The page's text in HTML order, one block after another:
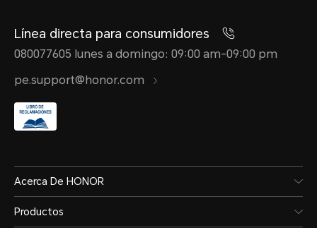
Línea directa para consumidores
080077605 lunes a domingo: 09:00 am-09:00 pm
pe.support@honor.com
Acerca De HONOR
Productos